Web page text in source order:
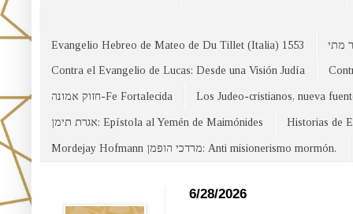
Evangelio Hebreo de Mateo de Du Tillet (Italia) 1553
Contra el Evangelio de Lucas: Desde una Visión Judía
חזוק אמונה-Fe Fortalecida Los Judeo-cristianos, nueva
אגרת תימן: Epístola al Yemén de Maimónides Historias de
Mordejay Hofmann מרדכי הופמן: Anti misionerismo mormón.
6/28/2026